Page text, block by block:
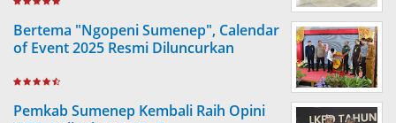
Bertema "Ngopeni Sumenep", Calendar
of Event 2025 Resmi Diluncurkan
Pemkab Sumenep Kembali Raih Opini